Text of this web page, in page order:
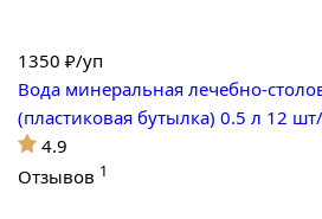
1350 ₽/уп
Вода минеральная лечебно-
(пластиковая бутылка) 0.5 л 12
4.9
Отзывов 1